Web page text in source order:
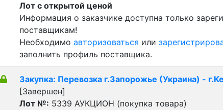
Лот с открытой ценой
Информация о заказчике доступна только
поставщикам!
Необходимо авторизоваться или
заполнить профиль поставщика.
Закупка: Перевозка г.Запорожье (Украина) -
[Завершен]
Лот №: 5339 АУКЦИОН (покупка товара)